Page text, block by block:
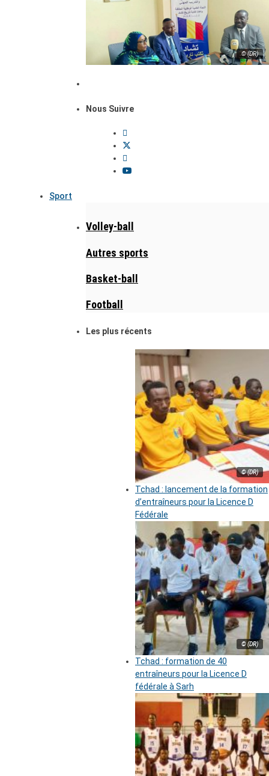
© (DR)
Nous Suivre
Sport
Volley-ball
Autres sports
Basket-ball
Football
Les plus récents
© (DR)
Tchad : lancement de la formation
d’entraîneurs pour la Licence D
Fédérale
© (DR)
Tchad : formation de 40
entraîneurs pour la Licence D
fédérale à Sarh